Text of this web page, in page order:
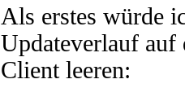
Als erstes würde
Updateverlauf auf
Client leeren: